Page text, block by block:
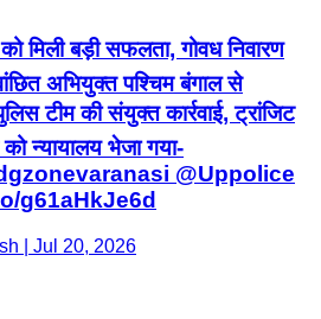
मिली बड़ी सफलता, गोवध निवारण
अभियुक्त पश्चिम बंगाल से
टीम की संयुक्त कार्रवाई, ट्रांजिट
न्यायालय भेजा गया-
@Uppolice
g61aHkJe6d
| Jul 20, 2026